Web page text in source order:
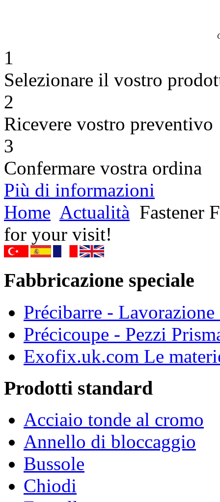
1
Selezionare il vostro
2
Ricevere vostro preventivo
3
Confermare vostra ordina
Più di informazioni
Home Actualità Fastener
for your visit!
Fabbricazione speciale
Précibarre -
Précicoupe - Pezzi
Exofix.uk.com Le
Prodotti standard
Acciaio tonde al cromo
Annello di bloccaggio
Bussole
Chiodi